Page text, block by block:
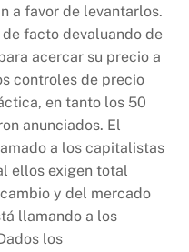
a favor de levantarlos.
facto devaluando de
acercar su precio a
controles de precio
en tanto los 50
anunciados. El
a los capitalistas
ellos exigen total
y del mercado
llamando a los
los